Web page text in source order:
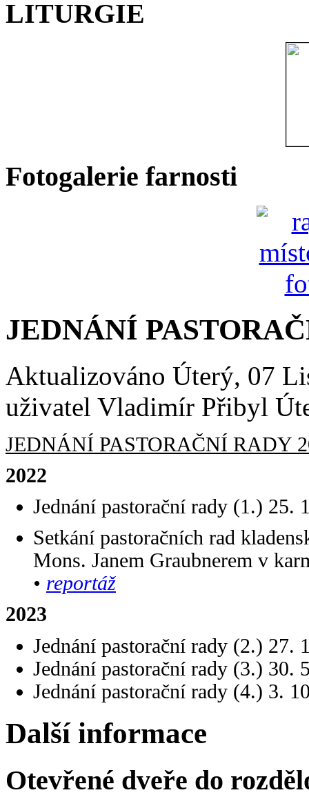
LITURGIE
Fotogalerie farnosti
JEDNÁNÍ
Aktualizováno Úterý, 07
uživatel Vladimír Přibyl
JEDNÁNÍ PASTORAČNÍ RADY
2022
Jednání pastorační rady (1.) 25.
Setkání pastoračních rad
Mons. Janem Graubnerem v
• reportáž
2023
Jednání pastorační rady (2.) 27.
Jednání pastorační rady (3.) 30.
Jednání pastorační rady (4.) 3.
Další informace
Otevřené dveře do